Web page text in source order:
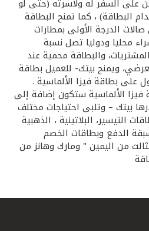
على السفر له ولأسرته (حتى لو
البطاقة) ، كما تمنح البطاقة
الدرجة الأولى بمطارات
محليا ودوليا تصل نسبة
50% على المشتريات، والبطاقة محمية عند
ويمنح بيتك- للعميل بطاقة
على بطاقة فيزا الألماسية .
فيزا الألماسية ستكون إضافة إلى
بيتك – وتلبى احتياجات مختلف
التيسير، البلاتينية ، الذهبية
الدفع وبطاقات الخصم
من اليمين " ومارك وهانز من